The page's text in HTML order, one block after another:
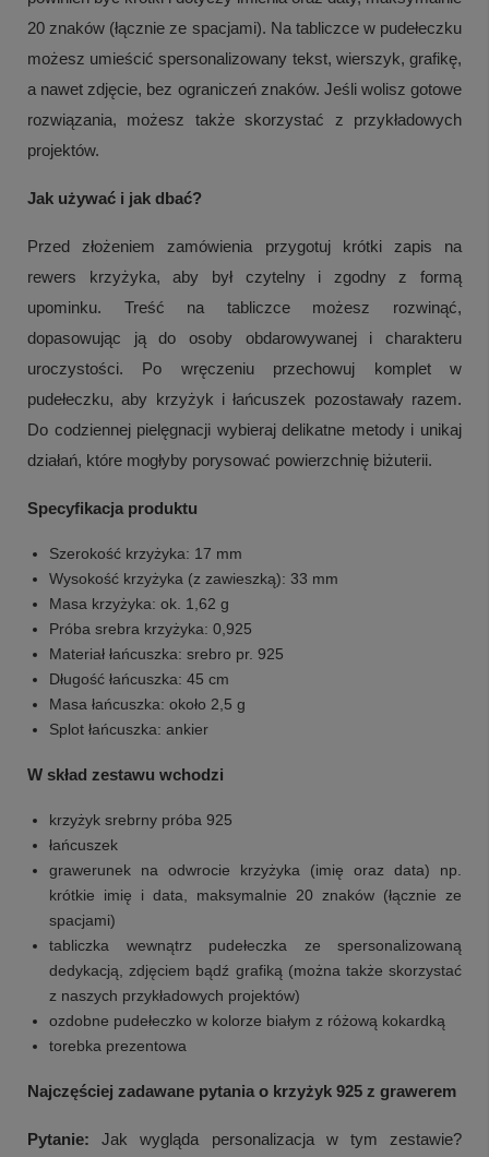
20 znaków (łącznie ze spacjami). Na tabliczce w pudełeczku
możesz umieścić spersonalizowany tekst, wierszyk, grafikę,
a nawet zdjęcie, bez ograniczeń znaków. Jeśli wolisz gotowe
rozwiązania, możesz także skorzystać z przykładowych
projektów.
Jak używać i jak dbać?
Przed złożeniem zamówienia przygotuj krótki zapis na
rewers krzyżyka, aby był czytelny i zgodny z formą
upominku. Treść na tabliczce możesz rozwinąć,
dopasowując ją do osoby obdarowywanej i charakteru
uroczystości. Po wręczeniu przechowuj komplet w
pudełeczku, aby krzyżyk i łańcuszek pozostawały razem.
Do codziennej pielęgnacji wybieraj delikatne metody i unikaj
działań, które mogłyby porysować powierzchnię biżuterii.
Specyfikacja produktu
Szerokość krzyżyka: 17 mm
Wysokość krzyżyka (z zawieszką): 33 mm
Masa krzyżyka: ok. 1,62 g
Próba srebra krzyżyka: 0,925
Materiał łańcuszka: srebro pr. 925
Długość łańcuszka: 45 cm
Masa łańcuszka: około 2,5 g
Splot łańcuszka: ankier
W skład zestawu wchodzi
krzyżyk srebrny próba 925
łańcuszek
grawerunek na odwrocie krzyżyka (imię oraz data) np.
krótkie imię i data, maksymalnie 20 znaków (łącznie ze
spacjami)
tabliczka wewnątrz pudełeczka ze spersonalizowaną
dedykacją, zdjęciem bądź grafiką (można także skorzystać
z naszych przykładowych projektów)
ozdobne pudełeczko w kolorze białym z różową kokardką
torebka prezentowa
Najczęściej zadawane pytania o krzyżyk 925 z grawerem
Pytanie: Jak wygląda personalizacja w tym zestawie?